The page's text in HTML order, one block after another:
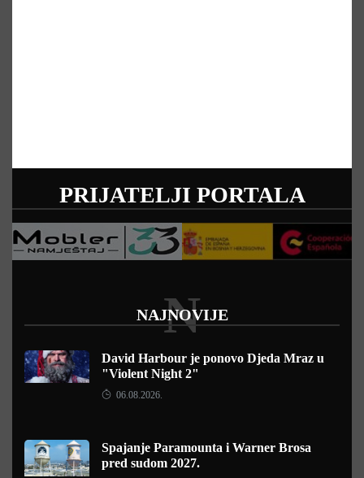
PRIJATELJI PORTALA
NAJNOVIJE
N
David Harbour je ponovo Djeda Mraz u
"Violent Night 2"
06.08.2026.
Spajanje Paramounta i Warner Brosa
pred sudom 2027.